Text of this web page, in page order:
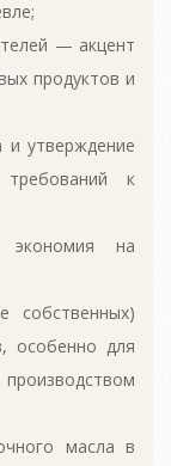
— акцент
продуктов и
утверждение
к
на
собственных)
особенно для
масла в